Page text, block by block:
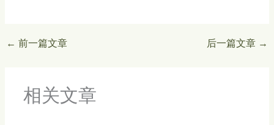
← 前一篇文章 后一篇文章 →
相关文章